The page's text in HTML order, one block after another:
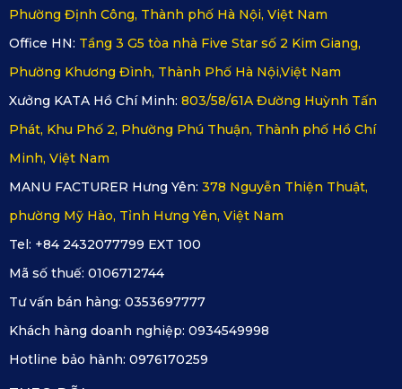
vệ sinh cũng rất dễ dàng và nhanh chóng.
Với đặc điểm không thấm nước, người dùng có thể vệ sinh
thảm bằng khăn khô, khăn ướt, máy hút bụi hoặc vòi xịt
nước công suất lớn với những vết bẩn khó làm sạch.
So sánh thảm KATA Pro và thảm
KATA Full Option cho Fortuner từ
Hiện nay, KATA cung cấp đến khách hàng 2 phiên bản
điểm nổi bật riêng của mỗi sản phẩm.
Đặc điểm chung của 2 thảm trải sàn KATA đều mang đến
sự hài lòng cho khách hàng nhờ thiết kế đẹp mắt, sang
Phường Định Công, Thành phố Hà Nội, Việt Nam
Office HN: Tầng 3 G5 tòa nhà Five Star số 2 Kim Giang,
Phường Khương Đình, Thành Phố Hà Nội,Việt Nam
Xưởng KATA Hồ Chí Minh: 803/58/61A Đường Huỳnh Tấn
Phát, Khu Phố 2, Phường Phú Thuận, Thành phố Hồ Chí
Minh, Việt Nam
MANU FACTURER Hưng Yên: 378 Nguyễn Thiện Thuật,
phường Mỹ Hào, Tỉnh Hưng Yên, Việt Nam
Tel: +84 2432077799 EXT 100
Mã số thuế: 0106712744
Tư vấn bán hàng: 0353697777
Khách hàng doanh nghiệp: 0934549998
Hotline bảo hành: 0976170259